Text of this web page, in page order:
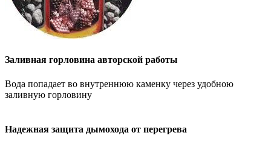
Заливная горловина авторской работы
Вода попадает во внутреннюю каменку через удобною
заливную горловину
Надежная защита дымохода от перегрева